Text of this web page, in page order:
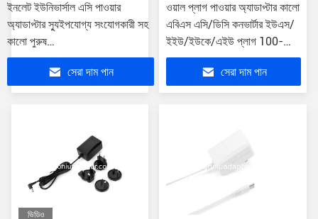
ইনলেট ইউনিভার্সাল এসি পাওয়ার
অ্যাডাপ্টার স্যুইপযোগ্য সংযোগকারী সহ
কালো পুরুষ
OD5.5mm*ID2.1mm*L10mm
সেরা দাম পান
ওয়াল প্লাগ পাওয়ার অ্যাডাপ্টার কালো
এবিএস এসি/ডিসি কনভার্টার ইউএস/
ইইউ/ইউকে/এইউ প্লাগ 100-
240V ইনপুট
সেরা দাম পান
ভিডিও